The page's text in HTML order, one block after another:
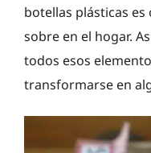
botellas plásticas
sobre en el hogar.
todos esos
transformarse en